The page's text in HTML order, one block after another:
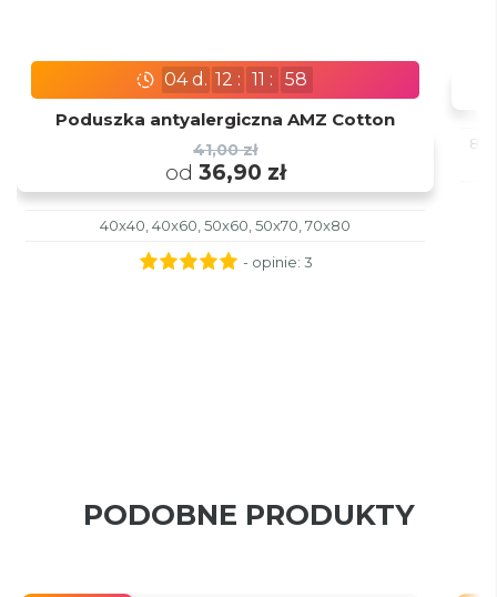
04d. 12 : 11 :
57
Poduszka antyalergiczna AMZ Cotton
41,00 zł
od 36,90 zł
40x40, 40x60, 50x60, 50x70, 70x80
- opinie: 3
PODOBNE PRODUKTY